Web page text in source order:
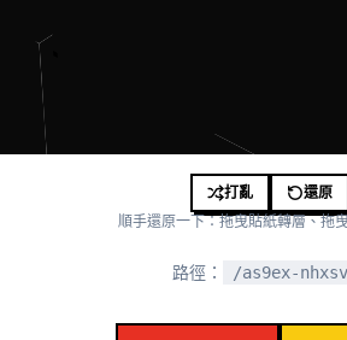
打亂
還原
順手還原一下：拖曳貼紙轉層、拖
路徑： /as9ex-